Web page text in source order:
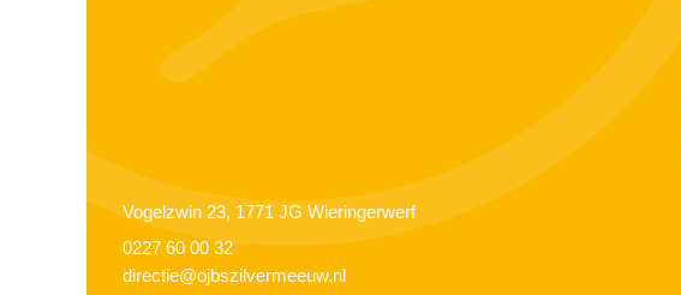
Vogelzwin 23, 1771 JG Wieringerwerf
0227 60 00 32
directie@ojbszilvermeeuw.nl